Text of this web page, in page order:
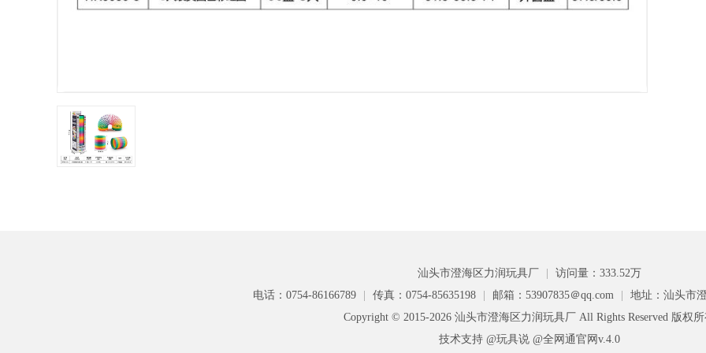
汕头市澄海区力润玩具厂
访问量：333.52万
电话：0754-86166789
传真：0754-85635198 邮箱：53907835＠qq.com
地址：汕头市
Copyright © 2015-2026 汕头市澄海区力润玩具厂 All Rights Reserved 版权
技术支持 @玩具说 @全网通官网v.4.0